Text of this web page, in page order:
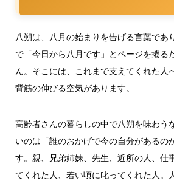
八朔は、八月の始まりを告げる言葉であ
で「今日から八月です」とページを捲る
ん。そこには、これまで支えてくれた人
背筋の伸びる空気があります。
高齢者さんの暮らしの中で八朔を味わう
いのは「誰のおかげで今の自分があるの
す。親、兄弟姉妹、先生、近所の人、仕
てくれた人、若い頃に叱ってくれた人。